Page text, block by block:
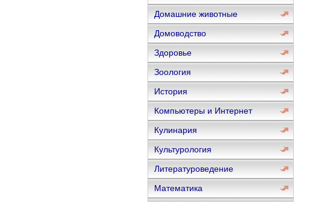
Домашние животные
Домоводство
Здоровье
Зоология
История
Компьютеры и Интернет
Кулинария
Культурология
Литературоведение
Математика